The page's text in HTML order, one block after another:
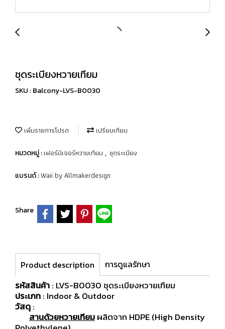
ชุดระเบียงหวายเทียม
SKU : Balcony-LVS-B0030
เพิ่มรายการโปรด เปรียบเทียบ
หมวดหมู่ :เฟอร์นิเจอร์หวายเทียม , ชุดระเบียง
แบรนด์ :Waii by Allmakerdesign
Share
Product description การดูแลรักษา
รหัสสินค้า: LVS-B0030 ชุดระเบียงหวายเทียม
ประเภท: Indoor & Outdoor
วัสดุ:
สานด้วยหวายเทียมผลิตจาก HDPE (High Density